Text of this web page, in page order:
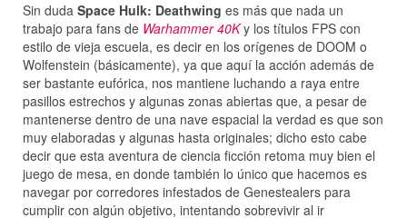
Sin duda Space Hulk: Deathwing es más que nada un
trabajo para fans de Warhammer 40Ky los títulos FPS con
estilo de vieja escuela, es decir en los orígenes de DOOM o
Wolfenstein (básicamente), ya que aquí la acción además de
ser bastante eufórica, nos mantiene luchando a raya entre
pasillos estrechos y algunas zonas abiertas que, a pesar de
mantenerse dentro de una nave espacial la verdad es que son
muy elaboradas y algunas hasta originales; dicho esto cabe
decir que esta aventura de ciencia ficción retoma muy bien el
juego de mesa, en donde también lo único que hacemos es
navegar por corredores infestados de Genestealers para
cumplir con algún objetivo, intentando sobrevivir al ir